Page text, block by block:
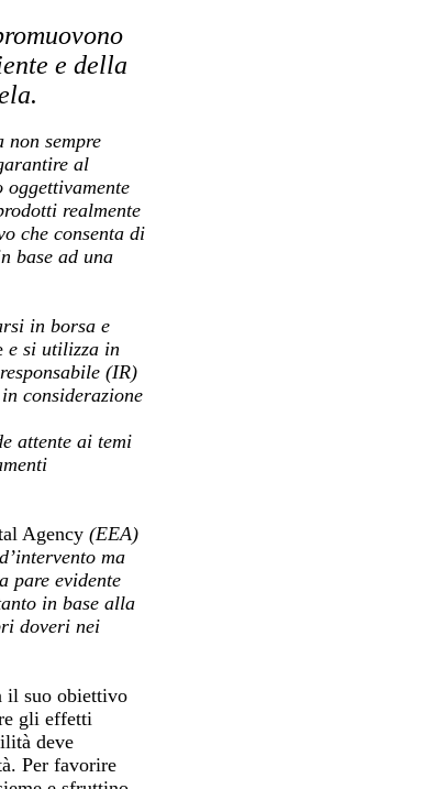
e della
non sempre
al
realmente
che consenta di
base ad una
in borsa e
e si utilizza in
(IR)
considerazione
attente ai temi
Agency (EEA)
ma
pare evidente
in base alla
doveri nei
il suo obiettivo
gli effetti
deve
Per favorire